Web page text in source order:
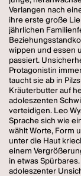
Verlangen nach
ihre erste große
jährlichen
wippen und essen
passiert.
Protagonistin
taucht sie ab in
Kräuterbutter auf
adoleszenten
verteidigen. Leo
Sprache sich wie
wählt Worte, Form
unter die Haut
einem
in etwas
adoleszenter